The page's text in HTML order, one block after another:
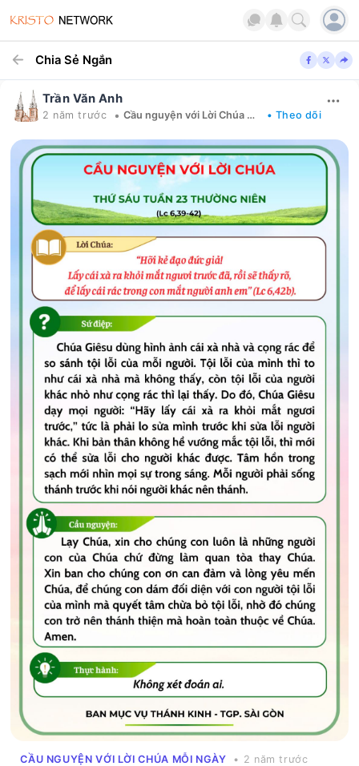
Chia Sẻ Ngắn
Trần Văn Anh
2 năm trước • Cầu nguyện với Lời Chúa mỗi ngày • Theo dõi
CẦU NGUYỆN VỚI LỜI CHÚA MỖI NGÀY • 2 năm trước